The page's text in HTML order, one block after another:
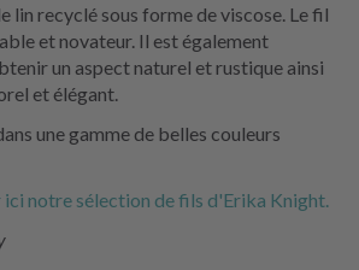
lin recyclé sous forme de viscose. Le fil
et novateur. Il est également
un aspect naturel et rustique ainsi
et élégant.
une gamme de belles couleurs
notre sélection de fils d'Erika Knight.